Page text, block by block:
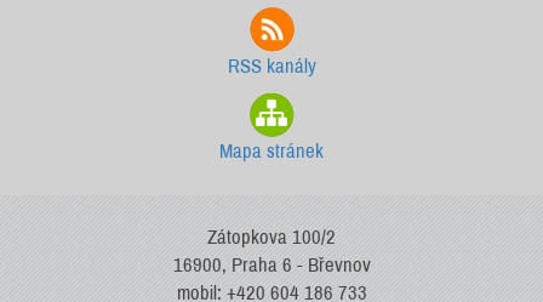
RSS kanály
Mapa stránek
Zátopkova 100/2
16900, Praha 6 - Břevnov
mobil: +420 604 186 733